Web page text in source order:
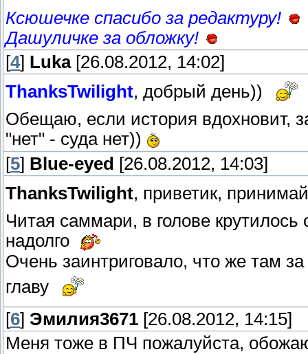
Ксюшечке спасибо за редактуру!
Дашуличке за обложку!
[4] Luka[26.08.2012, 14:02]
ThanksTwilight, добрый день))
Обещаю, если история вдохновит,
"нет" - суда нет))
[5] Blue-eyed [26.08.2012, 14:03]
ThanksTwilight, приветик,
Читая саммари, в голове
надолго
Очень заинтриговало, что же там
главу
[6] Эмилия3671 [26.08.2012, 14:15]
Меня тоже в ПЧ пожалуйста,